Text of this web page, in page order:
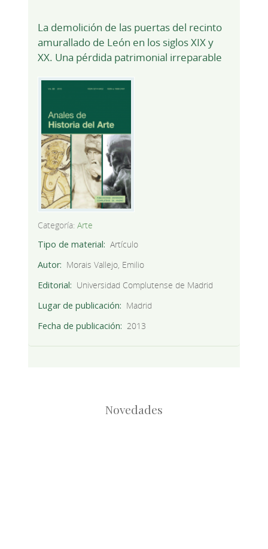
La demolición de las puertas del recinto
amurallado de León en los siglos XIX y
XX. Una pérdida patrimonial irreparable
Categoría: Arte
Tipo de material
Artículo
Autor
Morais Vallejo, Emilio
Editorial
Universidad Complutense de Madrid
Lugar de publicación
Madrid
Fecha de publicación
2013
Novedades